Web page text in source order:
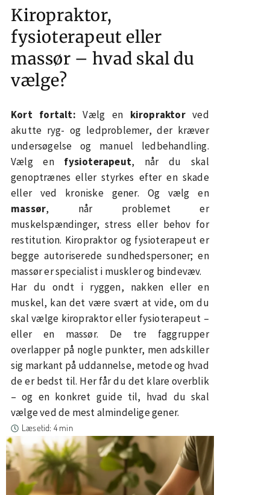
Kiropraktor,
fysioterapeut eller
massør – hvad skal du
vælge?
Kort fortalt: Vælg en kiropraktorved
akutte ryg- og ledproblemer, der kræver
undersøgelse og manuel ledbehandling.
Vælg en fysioterapeut, når du skal
genoptrænes eller styrkes efter en skade
eller ved kroniske gener. Og vælg en
massør, når problemet er
muskelspændinger, stress eller behov for
restitution. Kiropraktor og fysioterapeut er
begge autoriserede sundhedspersoner; en
massør er specialist i muskler og bindevæv.
Har du ondt i ryggen, nakken eller en
muskel, kan det være svært at vide, om du
skal vælge kiropraktor eller fysioterapeut –
eller en massør. De tre faggrupper
overlapper på nogle punkter, men adskiller
sig markant på uddannelse, metode og hvad
de er bedst til. Her får du det klare overblik
– og en konkret guide til, hvad du skal
vælge ved de mest almindelige gener.
Læsetid: 4 min